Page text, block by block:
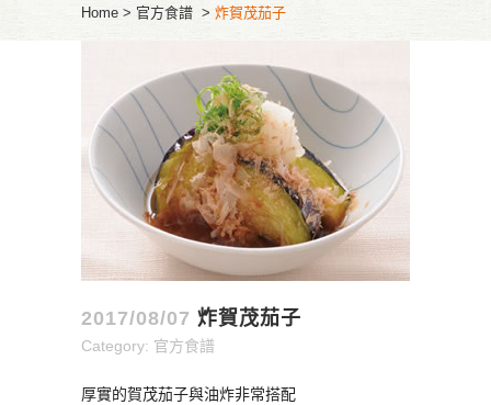
Home > 官方食譜 > 炸賀茂茄子
2017/08/07 炸賀茂茄子
Category: 官方食譜
厚實的賀茂茄子與油炸非常搭配